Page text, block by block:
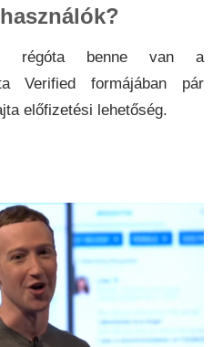
régóta benne van a
Verified formájában pár
előfizetési lehetőség.